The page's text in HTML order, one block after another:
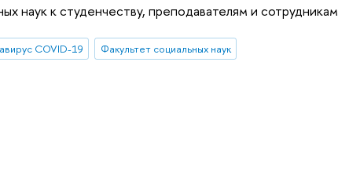
наук к студенчеству, преподавателям и сотрудникам
COVID-19 Факультет социальных наук